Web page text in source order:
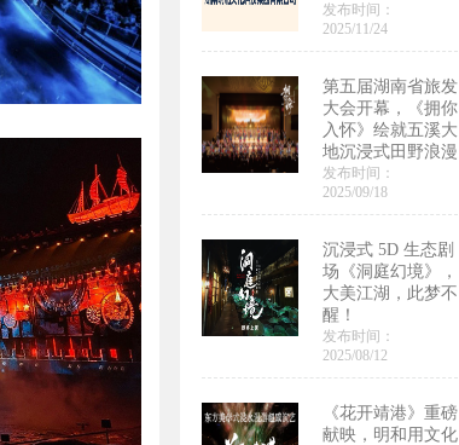
发布时间：
2025/11/24
第五届湖南省旅发
大会开幕，《拥你
入怀》绘就五溪大
地沉浸式田野浪漫
发布时间：
2025/09/18
沉浸式 5D 生态剧
场《洞庭幻境》，
大美江湖，此梦不
醒！
发布时间：
2025/08/12
《花开靖港》重磅
献映，明和用文化